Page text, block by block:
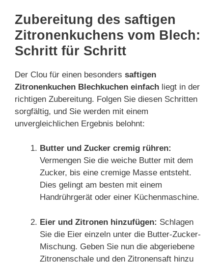
Zubereitung des saftigen
Zitronenkuchens vom Blech:
Schritt für Schritt
Der Clou für einen besonders saftigen
Zitronenkuchen Blechkuchen einfach liegt in der
richtigen Zubereitung. Folgen Sie diesen Schritten
sorgfältig, und Sie werden mit einem
unvergleichlichen Ergebnis belohnt:
Butter und Zucker cremig rühren:
Vermengen Sie die weiche Butter mit dem
Zucker, bis eine cremige Masse entsteht.
Dies gelingt am besten mit einem
Handrührgerät oder einer Küchenmaschine.
Eier und Zitronen hinzufügen: Schlagen
Sie die Eier einzeln unter die Butter-Zucker-
Mischung. Geben Sie nun die abgeriebene
Zitronenschale und den Zitronensaft hinzu